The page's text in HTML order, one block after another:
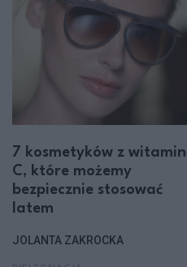
7 kosmetyków z
C, które możemy
bezpiecznie stosować
latem
JOLANTA ZAKROCKA